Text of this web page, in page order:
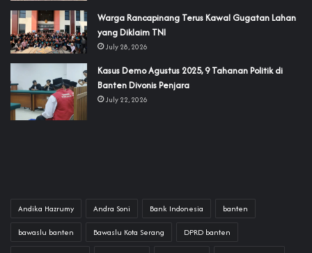
‎Warga Rancapinang Terus Kawal Gugatan Lahan
yang Diklaim TNI‎‎
July 28, 2026
‎Kasus Demo Agustus 2025, 9 Tahanan Politik di
Banten Divonis Penjara
July 22, 2026
Andika Hazrumy Andra Soni Bank Indonesia banten
bawaslu banten Bawaslu Kota Serang DPRD banten